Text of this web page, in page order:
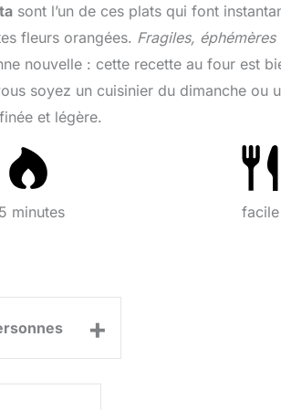
sont l’un de ces plats qui font
fleurs orangées. Fragiles, éphémères
nouvelle : cette recette au four est
soyez un cuisinier du dimanche ou
et légère.
minutes facile
+